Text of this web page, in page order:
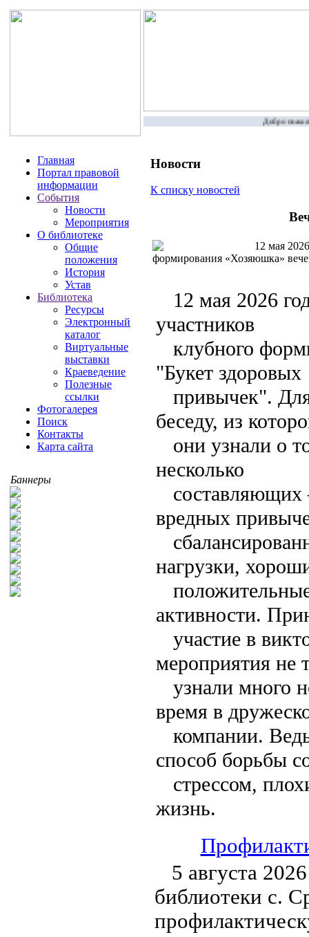
Добро
Главная
Портал правовой
информации
События
Новости
Мероприятия
О библиотеке
Общие
положения
История
Устав
Библиотека
Ресурсы
Электронный
каталог
Виртуальные
выставки
Краеведение
Полезные
ссылки
Фотогалерея
Поиск
Контакты
Карта сайта
Баннеры
Новости
К списку новостей
12 мая
формирования «Хозяюшка»
12 мая 2026
участников
клубного
"Букет здоровых
привычек".
беседу, из
они узнали о
несколько
составляющих
вредных
нагрузки,
активности.
участие в
мероприятия не
узнали много
время в
компании.
способ борьбы
стрессом,
жизнь.
5 августа
библиотеки с.